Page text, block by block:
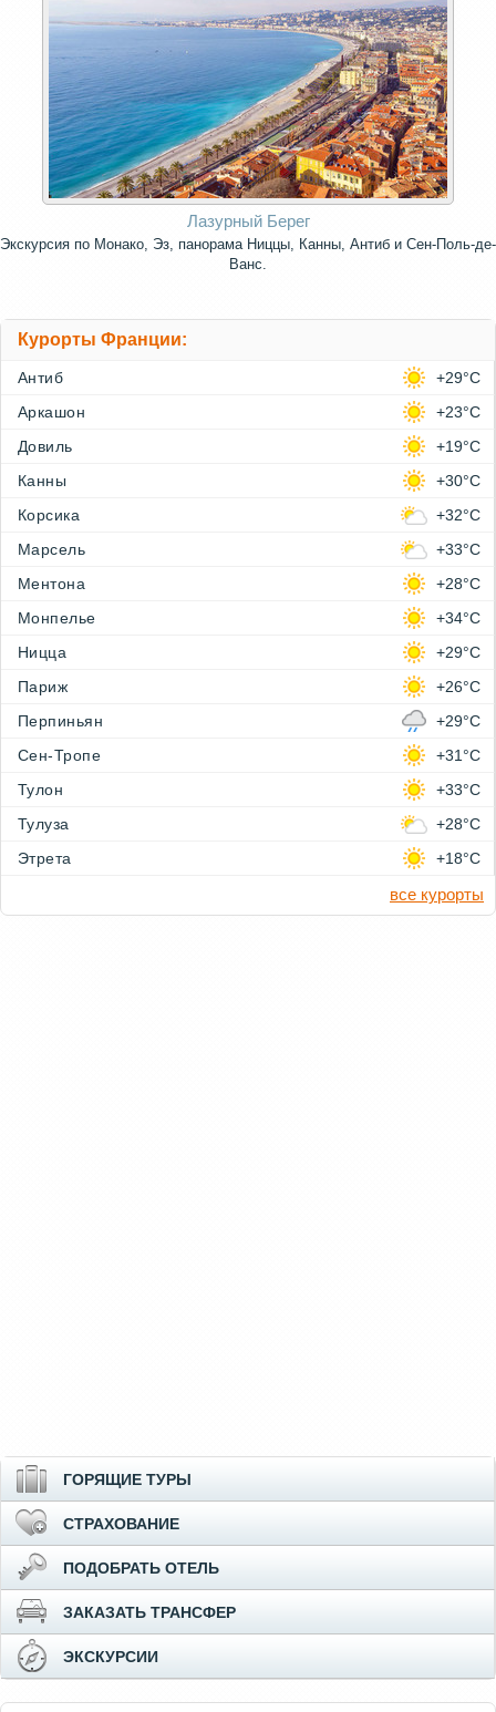
Лазурный Берег
Экскурсия по Монако, Эз, панорама Ниццы, Канны, Антиб и Сен-Поль-де-
Ванс.
Курорты Франции:
Антиб
+29°C
Аркашон
+23°C
Довиль
+19°C
Канны
+30°C
Корсика
+32°C
Марсель
+33°C
Ментона
+28°C
Монпелье
+34°C
Ницца
+29°C
Париж
+26°C
Перпиньян
+29°C
Сен-Тропе
+31°C
Тулон
+33°C
Тулуза
+28°C
Этрета
+18°C
все курорты
ГОРЯЩИЕ ТУРЫ
СТРАХОВАНИЕ
ПОДОБРАТЬ ОТЕЛЬ
ЗАКАЗАТЬ ТРАНСФЕР
ЭКСКУРСИИ